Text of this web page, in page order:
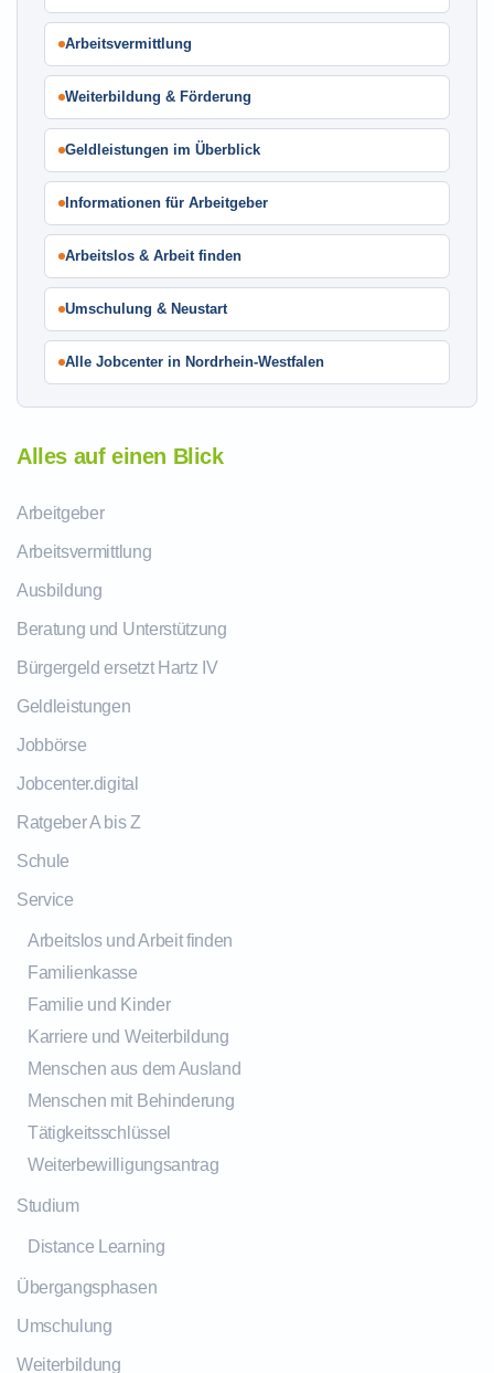
Arbeitsvermittlung
Weiterbildung & Förderung
Geldleistungen im Überblick
Informationen für Arbeitgeber
Arbeitslos & Arbeit finden
Umschulung & Neustart
Alle Jobcenter in Nordrhein-Westfalen
Alles auf einen Blick
Arbeitgeber
Arbeitsvermittlung
Ausbildung
Beratung und Unterstützung
Bürgergeld ersetzt Hartz IV
Geldleistungen
Jobbörse
Jobcenter.digital
Ratgeber A bis Z
Schule
Service
Arbeitslos und Arbeit finden
Familienkasse
Familie und Kinder
Karriere und Weiterbildung
Menschen aus dem Ausland
Menschen mit Behinderung
Tätigkeitsschlüssel
Weiterbewilligungsantrag
Studium
Distance Learning
Übergangsphasen
Umschulung
Weiterbildung